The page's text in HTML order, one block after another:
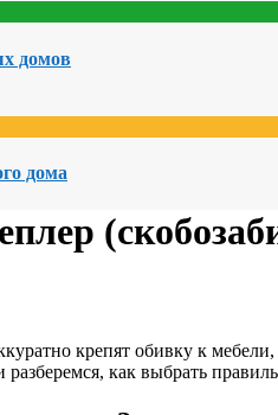
домов
дома
крепят обивку к
как выбрать